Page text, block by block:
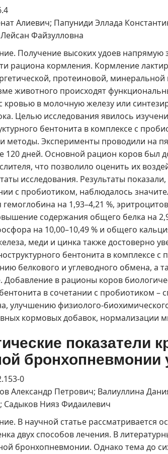
Алиевич; Папуниди Эллада
Файзулловна
Получение высоких удоев напрямую
рациона кормления. Кормление
протеиновой,
животного происходят
кровью в молочную железу или
Целью исследования явилось
бентонита в комплексе с
методы. Эксперименты проводили на
120 дней. Основной рацион коров
что позволило оценить их
исследования. Результаты
с пробиотиком, наблюдалось
на 1,93–4,21 %,
содержания общего белка на
на 10,00–10,49 % и общего
меди и цинка также достоверно
бентонита в комплексе
белкового и углеводного обмена, а
Добавление в рационы коров
в сочетании с пробиотиком –
улучшению физиолого-
кормовых добавок, нормализации
показатели
бронхопневмонии
0
Александр Петрович; Валиуллина
Садыков Нияз Фидаилевич
В научной статье рассматривается
двух способов лечения. В
бронхопневмонии. Однако тема до